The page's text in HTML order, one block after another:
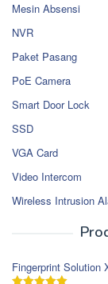
Mesin Absensi
NVR
Paket Pasang
PoE Camera
Smart Door Lock
SSD
VGA Card
Video Intercom
Wireless Intrusion
Fingerprint Solution